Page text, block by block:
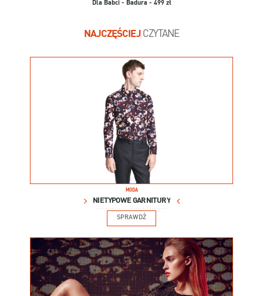
Dla Babci - Badura - 499 zł
NAJCZĘŚCIEJCZYTANE
MODA
NIETYPOWE GARNITURY
SPRAWDŹ